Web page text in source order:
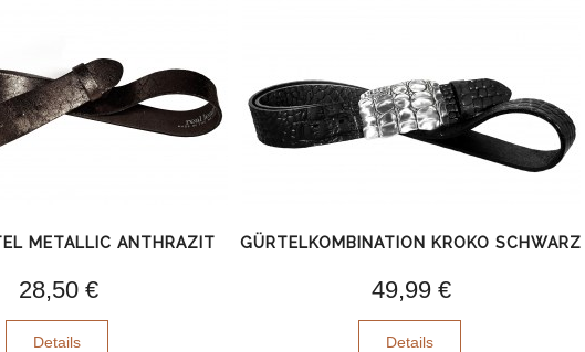
METALLIC ANTHRAZIT
28,50 €
Details
GÜRTELKOMBINATION KROKO SCHWARZ
49,99 €
Details